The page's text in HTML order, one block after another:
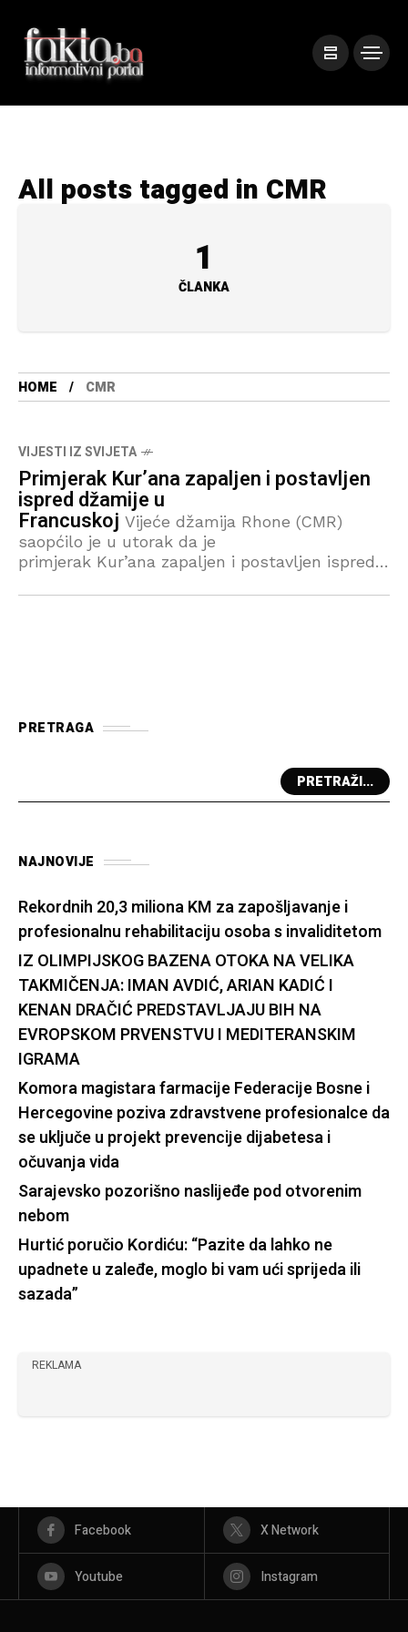
All posts tagged in CMR
1
ČLANKA
HOME CMR
VIJESTI IZ SVIJETA
Primjerak Kur’ana zapaljen i postavljen
ispred džamije u
Francuskoj Vijeće džamija Rhone (CMR)
saopćilo je u utorak da je
primjerak Kur’ana zapaljen i postavljen ispred
da je neko u nedjelju tokom noći ušao u
PRETRAGA
PRETRAŽI...
NAJNOVIJE
Rekordnih 20,3 miliona KM za zapošljavanje i
profesionalnu rehabilitaciju osoba s invaliditetom
IZ OLIMPIJSKOG BAZENA OTOKA NA VELIKA
TAKMIČENJA: IMAN AVDIĆ, ARIAN KADIĆ I
KENAN DRAČIĆ PREDSTAVLJAJU BIH NA
EVROPSKOM PRVENSTVU I MEDITERANSKIM
IGRAMA
Komora magistara farmacije Federacije Bosne i
Hercegovine poziva zdravstvene profesionalce da
se uključe u projekt prevencije dijabetesa i
očuvanja vida
Sarajevsko pozorišno naslijeđe pod otvorenim
nebom
Hurtić poručio Kordiću: “Pazite da lahko ne
upadnete u zaleđe, moglo bi vam ući sprijeda ili
sazada”
REKLAMA
Facebook X Network
Youtube Instagram